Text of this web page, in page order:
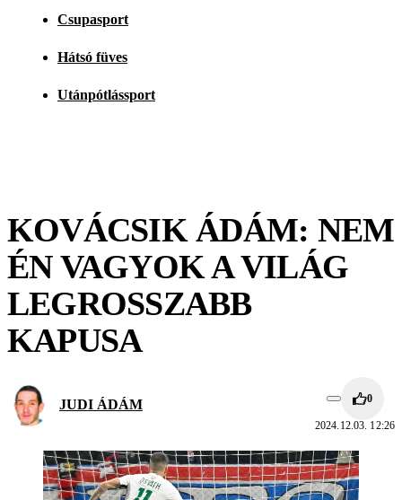
Csupasport
Hátsó füves
Utánpótlássport
KOVÁCSIK ÁDÁM: NEM
ÉN VAGYOK A VILÁG
LEGROSSZABB
KAPUSA
JUDI ÁDÁM 0
2024.12.03. 12:26